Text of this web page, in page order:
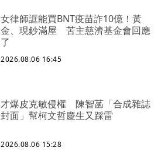
女律師誆能買BNT疫苗詐10億！黃
金、現鈔滿屋 苦主慈濟基金會回應
了
2026.08.06 16:45
才爆皮克敏侵權 陳智菡「合成雜誌
封面」幫柯文哲慶生又踩雷
2026.08.06 15:28